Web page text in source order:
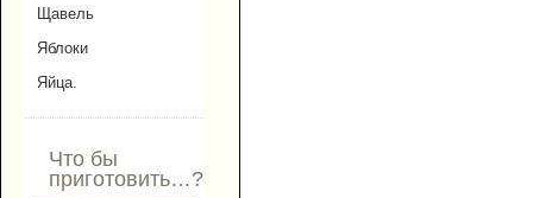
Щавель
Яблоки
Яйца.
Что бы
приготовить…?